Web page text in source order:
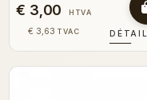
€ 3,00 HTVA
€ 3,63 TVAC